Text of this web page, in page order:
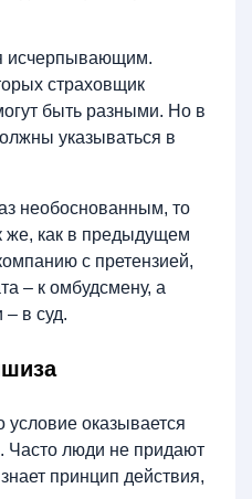
исчерпывающим.
страховщик
быть разными. Но в
указываться в
необоснованным, то
же, как в предыдущем
с претензией,
– к омбудсмену, а
– в суд.
условие оказывается
Часто люди не придают
принцип действия,